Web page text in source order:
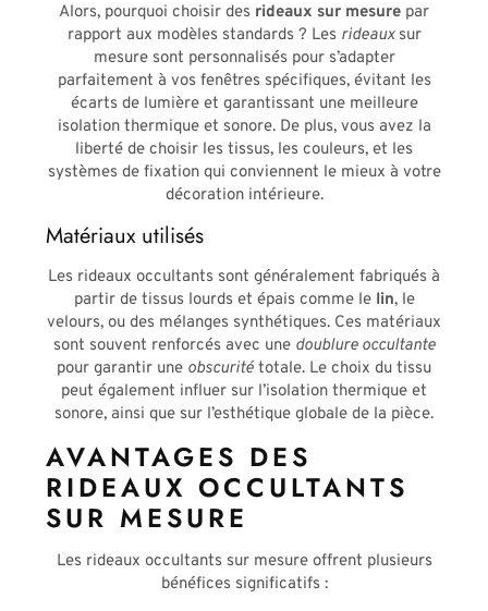
Alors, pourquoi choisir des rideaux sur mesure par
rapport aux modèles standards ? Les rideaux sur
mesure sont personnalisés pour s’adapter
parfaitement à vos fenêtres spécifiques, évitant les
écarts de lumière et garantissant une meilleure
isolation thermique et sonore. De plus, vous avez la
liberté de choisir les tissus, les couleurs, et les
systèmes de fixation qui conviennent le mieux à votre
décoration intérieure.
Matériaux utilisés
Les rideaux occultants sont généralement fabriqués à
partir de tissus lourds et épais comme le lin, le
velours, ou des mélanges synthétiques. Ces matériaux
sont souvent renforcés avec une doublure occultante
pour garantir une obscuritétotale. Le choix du tissu
peut également influer sur l’isolation thermique et
sonore, ainsi que sur l’esthétique globale de la pièce.
AVANTAGES DES
RIDEAUX OCCULTANTS
SUR MESURE
Les rideaux occultants sur mesure offrent plusieurs
bénéfices significatifs :